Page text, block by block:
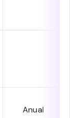
Anual